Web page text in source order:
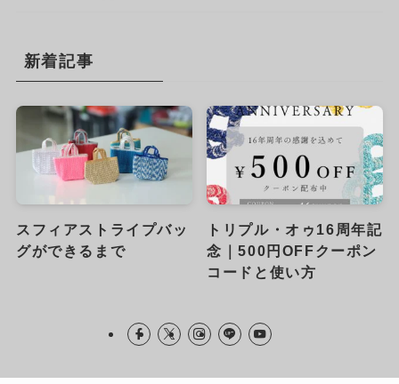
新着記事
スフィアストライプバッ
グができるまで
トリプル・オゥ16周年記
念｜500円OFFクーポン
コードと使い方